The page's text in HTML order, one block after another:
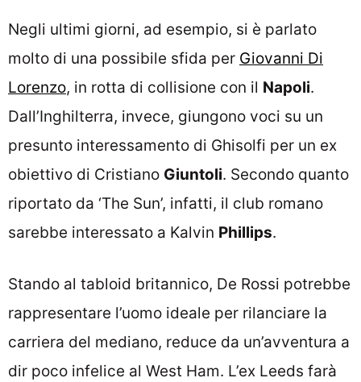
Negli ultimi giorni, ad esempio, si è parlato
molto di una possibile sfida per Giovanni Di
Lorenzo, in rotta di collisione con il Napoli.
Dall’Inghilterra, invece, giungono voci su un
presunto interessamento di Ghisolfi per un ex
obiettivo di Cristiano Giuntoli. Secondo quanto
riportato da ‘The Sun’, infatti, il club romano
sarebbe interessato a Kalvin Phillips.
Stando al tabloid britannico, De Rossi potrebbe
rappresentare l’uomo ideale per rilanciare la
carriera del mediano, reduce da un’avventura a
dir poco infelice al West Ham. L’ex Leeds farà